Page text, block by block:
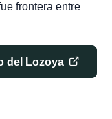
frontera entre
del Lozoya